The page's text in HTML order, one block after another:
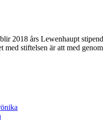
2018 års Lewenhaupt
med stiftelsen är att med